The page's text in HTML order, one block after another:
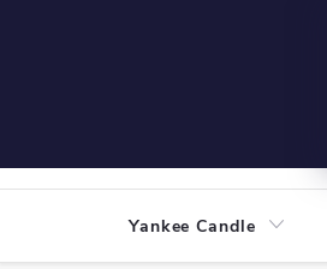
Yankee Candle